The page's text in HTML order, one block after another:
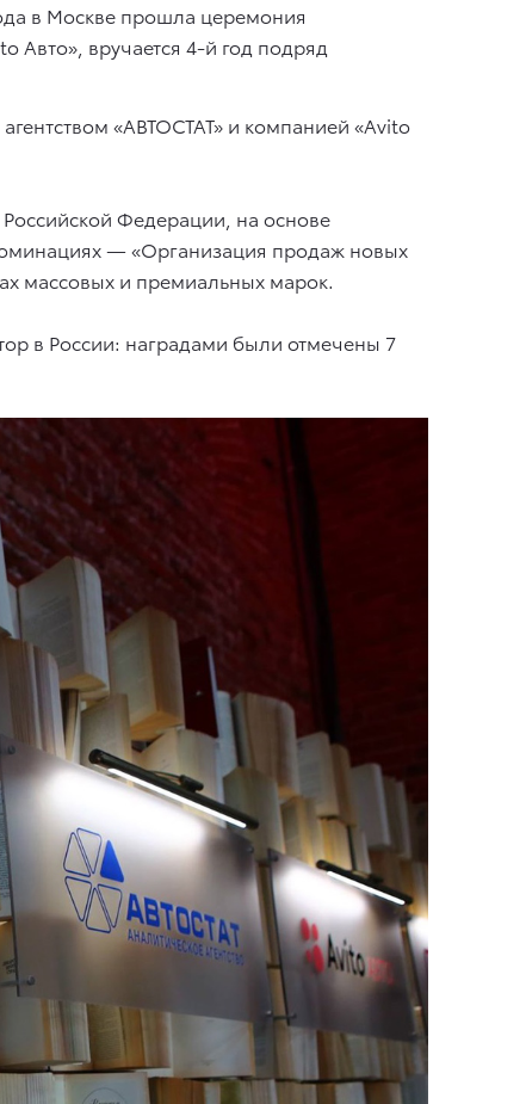
в Москве прошла церемония
Авто», вручается 4-й год подряд
«АВТОСТАТ» и компанией «Avito
Федерации, на основе
— «Организация продаж новых
массовых и премиальных марок.
в России: наградами были отмечены 7